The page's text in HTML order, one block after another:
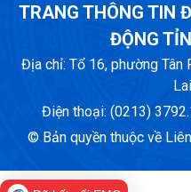
TRANG THÔNG TIN
ĐỘNG
Địa chỉ: Tổ 16, phường Tân
Điện thoại: (0213)
© Bản quyền thuộc về